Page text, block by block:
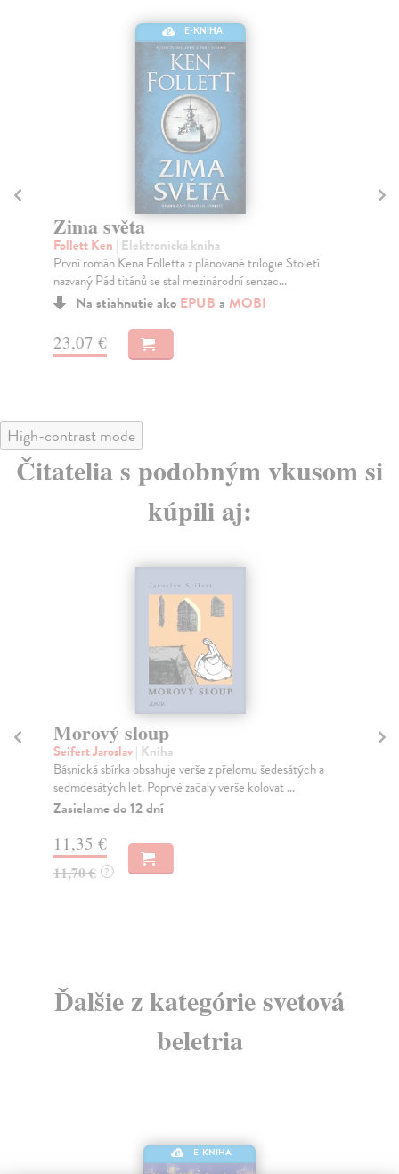
E-KNIHA
Zima světa
Follett Ken | Elektronická kniha
První román Kena Folletta z plánované trilogie Století
nazvaný Pád titánů se stal mezinárodní senzac...
Na stiahnutie ako EPUB a MOBI
23,07 €
High-contrast mode
Čitatelia s podobným vkusom si
kúpili aj:
Morový sloup
Seifert Jaroslav| Kniha
Básnická sbírka obsahuje verše z přelomu šedesátých a
sedmdesátých let. Poprvé začaly verše kolovat ...
Zasielame do 12 dní
11,35 €
11,70 € ?
Ďalšie z kategórie svetová
beletria
E-KNIHA